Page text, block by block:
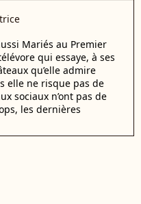
Mariés au Premier
qui essaye, à ses
qu’elle admire
elle ne risque pas de
sociaux n’ont pas de
les dernières